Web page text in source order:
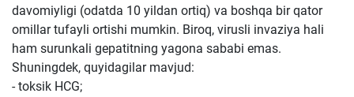
davomiyligi (odatda 10 yildan ortiq) va boshqa bir qator
omillar tufayli ortishi mumkin. Biroq, virusli invaziya hali
ham surunkali gepatitning yagona sababi emas.
Shuningdek, quyidagilar mavjud:
- toksik HCG;